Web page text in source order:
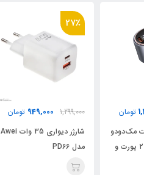
تومان
شارژر دیواری 35 وات Awei
27٪
494,000
362,000 تومان
کابل تبدیل USB-C / USB به
USB-C / لایتنینگ اوی مدل
CL-181 60W طول 1 متر